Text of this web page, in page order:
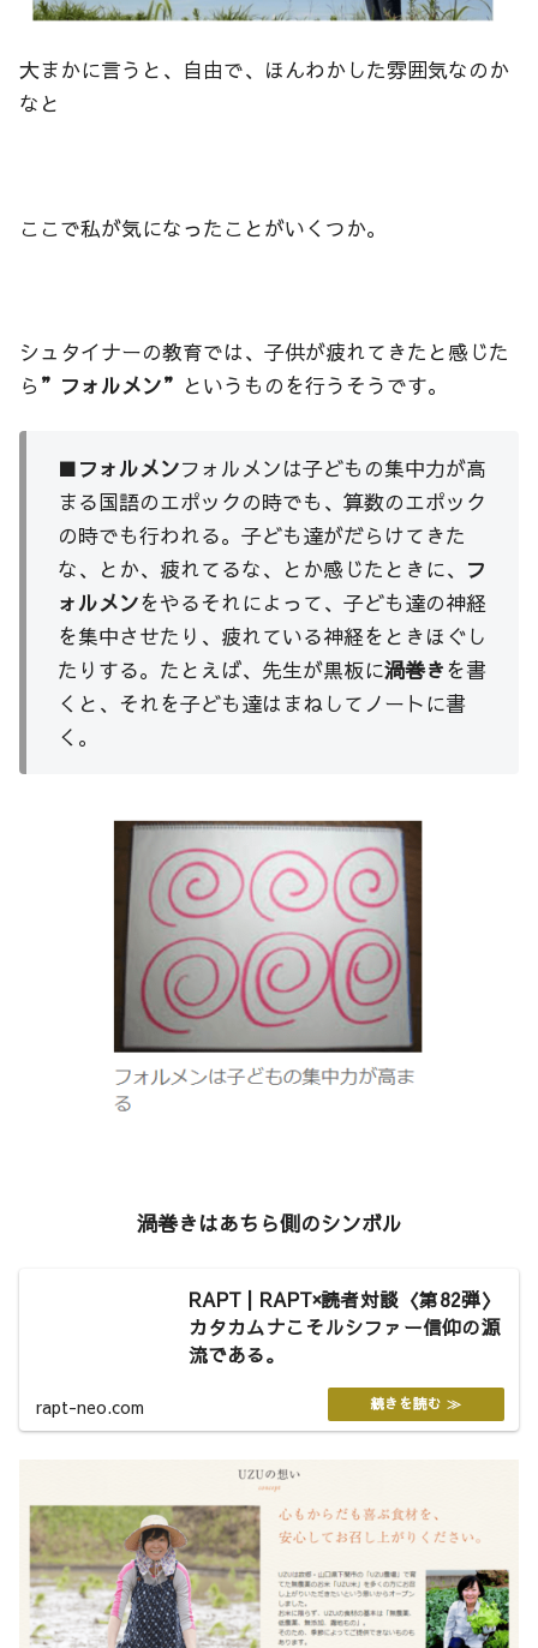
大まかに言うと、自由で、ほんわかした雰囲気なのか
なと
ここで私が気になったことがいくつか。
シュタイナーの教育では、子供が疲れてきたと感じた
ら ”フォルメン” というものを行うそうです。
■フォルメンフォルメンは子どもの集中力が高
まる国語のエポックの時でも、算数のエポック
の時でも行われる。子ども達がだらけてきた
な、とか、疲れてるな、とか感じたときに、 フ
ォルメンをやるそれによって、子ども達の神経
を集中させたり、疲れている神経をときほぐし
たりする。たとえば、先生が黒板に渦巻きを書
くと、それを子ども達はまねしてノートに書
く。
渦巻きはあちら側のシンボル
RAPT | RAPT×読者対談〈第82弾〉
カタカムナこそルシファー信仰の源
流である。
rapt-neo.com